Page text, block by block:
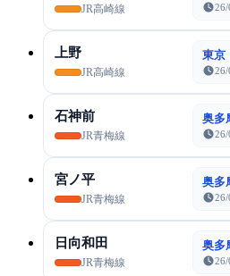
JR高崎線 26/
上野
JR高崎線
東京
26/
石神前
JR青梅線
奥多
26/
宮ノ平
JR青梅線
奥多
26/
日向和田
JR青梅線
奥多
26/